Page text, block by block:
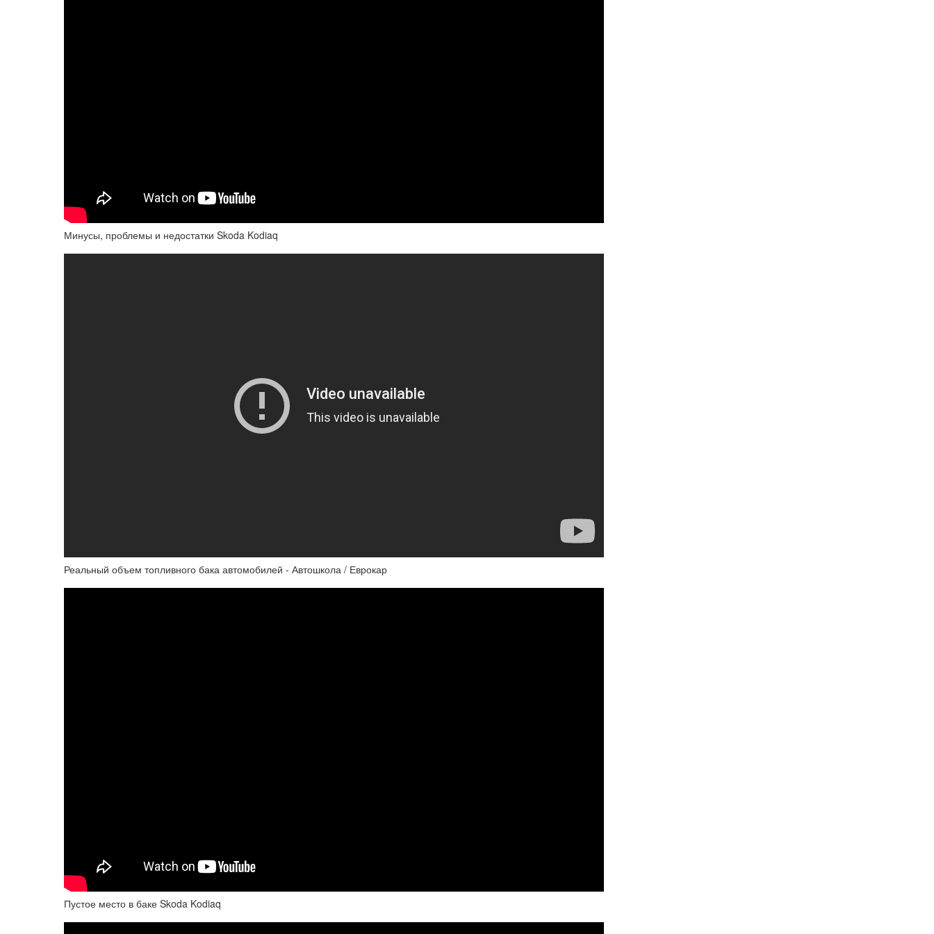
Минусы, проблемы и недостатки Skoda Kodiaq
Реальный объем топливного бака автомобилей - Автошкола / Еврокар
Пустое место в баке Skoda Kodiaq